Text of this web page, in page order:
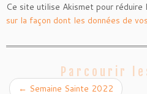
Ce site utilise Akismet pour réduire
sur la façon dont les données de
Parcourir
← Semaine Sainte 2022